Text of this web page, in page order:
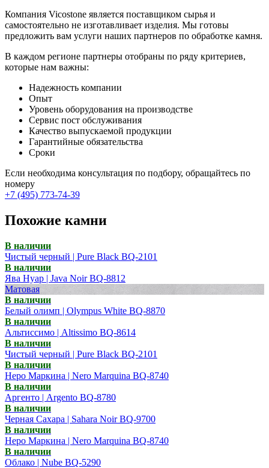
Компания Vicostone является поставщиком сырья и
самостоятельно не изготавливает изделия. Мы готовы
предложить вам услуги наших партнеров по обработке камня.
В каждом регионе партнеры отобраны по ряду критериев,
которые нам важны:
Надежность компании
Опыт
Уровень оборудования на производстве
Сервис пост обслуживания
Качество выпускаемой продукции
Гарантийные обязательства
Сроки
Если необходима консультация по подбору, обращайтесь по
номеру
+7 (495) 773-74-39
Похожие камни
В наличии
Чистый черный | Pure Black BQ-2101
В наличии
Ява Нуар | Java Noir BQ-8812
Матовая
В наличии
Белый олимп | Olympus White BQ-8870
В наличии
Альтиссимо | Altissimo BQ-8614
В наличии
Чистый черный | Pure Black BQ-2101
В наличии
Неро Маркина | Nero Marquina BQ-8740
В наличии
Аргенто | Argento BQ-8780
В наличии
Черная Сахара | Sahara Noir BQ-9700
В наличии
Неро Маркина | Nero Marquina BQ-8740
В наличии
Облако | Nube BQ-5290